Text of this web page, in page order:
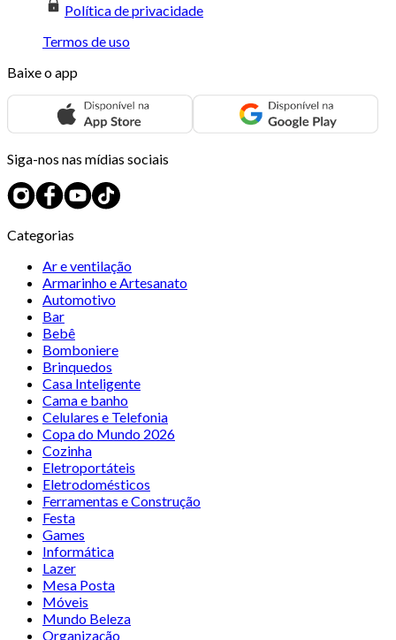
Política de privacidade
Termos de uso
Baixe o app
Siga-nos nas mídias sociais
Categorias
Ar e ventilação
Armarinho e Artesanato
Automotivo
Bar
Bebê
Bomboniere
Brinquedos
Casa Inteligente
Cama e banho
Celulares e Telefonia
Copa do Mundo 2026
Cozinha
Eletroportáteis
Eletrodomésticos
Ferramentas e Construção
Festa
Games
Informática
Lazer
Mesa Posta
Móveis
Mundo Beleza
Organização